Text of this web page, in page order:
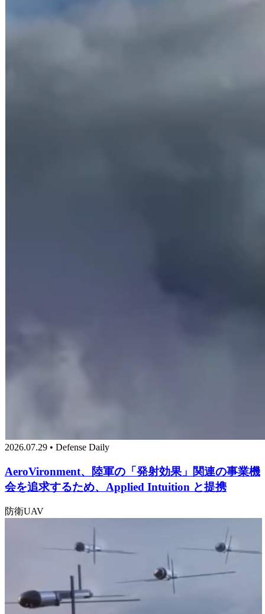
2026.07.29 • Defense Daily
AeroVironment、陸軍の「発射効果」関連の事業機
会を追求するため、Applied Intuition と提携
防衛UAV